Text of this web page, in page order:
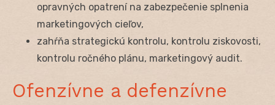
opravných opatrení na zabezpečenie splnenia
marketingových cieľov,
zahŕňa strategickú kontrolu, kontrolu ziskovosti,
kontrolu ročného plánu, marketingový audit.
Ofenzívne a defenzívne